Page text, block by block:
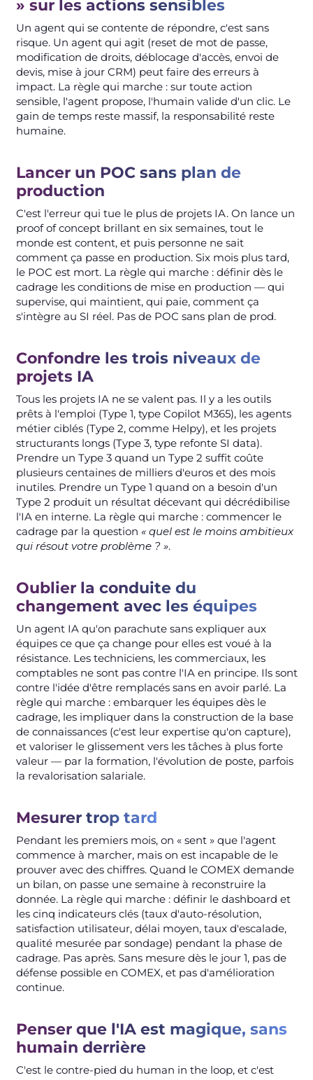
» sur les actions sensibles
Un agent qui se contente de répondre, c'est sans
risque. Un agent qui agit (reset de mot de passe,
modification de droits, déblocage d'accès, envoi de
devis, mise à jour CRM) peut faire des erreurs à
impact. La règle qui marche : sur toute action
sensible, l'agent propose, l'humain valide d'un clic. Le
gain de temps reste massif, la responsabilité reste
humaine.
Lancer un POC sans plan de
production
C'est l'erreur qui tue le plus de projets IA. On lance un
proof of concept brillant en six semaines, tout le
monde est content, et puis personne ne sait
comment ça passe en production. Six mois plus tard,
le POC est mort. La règle qui marche : définir dès le
cadrage les conditions de mise en production — qui
supervise, qui maintient, qui paie, comment ça
s'intègre au SI réel. Pas de POC sans plan de prod.
Confondre les trois niveaux de
projets IA
Tous les projets IA ne se valent pas. Il y a les outils
prêts à l'emploi (Type 1, type Copilot M365), les agents
métier ciblés (Type 2, comme Helpy), et les projets
structurants longs (Type 3, type refonte SI data).
Prendre un Type 3 quand un Type 2 suffit coûte
plusieurs centaines de milliers d'euros et des mois
inutiles. Prendre un Type 1 quand on a besoin d'un
Type 2 produit un résultat décevant qui décrédibilise
l'IA en interne. La règle qui marche : commencer le
cadrage par la question « quel est le moins ambitieux
qui résout votre problème ? ».
Oublier la conduite du
changement avec les équipes
Un agent IA qu'on parachute sans expliquer aux
équipes ce que ça change pour elles est voué à la
résistance. Les techniciens, les commerciaux, les
comptables ne sont pas contre l'IA en principe. Ils sont
contre l'idée d'être remplacés sans en avoir parlé. La
règle qui marche : embarquer les équipes dès le
cadrage, les impliquer dans la construction de la base
de connaissances (c'est leur expertise qu'on capture),
et valoriser le glissement vers les tâches à plus forte
valeur — par la formation, l'évolution de poste, parfois
la revalorisation salariale.
Mesurer trop tard
Pendant les premiers mois, on « sent » que l'agent
commence à marcher, mais on est incapable de le
prouver avec des chiffres. Quand le COMEX demande
un bilan, on passe une semaine à reconstruire la
donnée. La règle qui marche : définir le dashboard et
les cinq indicateurs clés (taux d'auto-résolution,
satisfaction utilisateur, délai moyen, taux d'escalade,
qualité mesurée par sondage) pendant la phase de
cadrage. Pas après. Sans mesure dès le jour 1, pas de
défense possible en COMEX, et pas d'amélioration
continue.
Penser que l'IA est magique, sans
humain derrière
C'est le contre-pied du human in the loop, et c'est